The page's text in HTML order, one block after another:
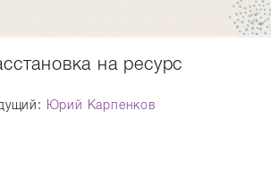
на ресурс
Юрий Карпенков